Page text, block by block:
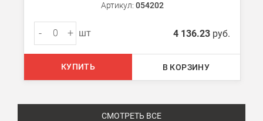
Артикул: 054202
- + шт 4 136.23 руб.
КУПИТЬ В КОРЗИНУ
СМОТРЕТЬ ВСЕ